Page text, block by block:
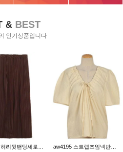
& BEST
인기상품입니다